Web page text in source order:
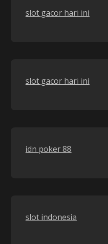
slot gacor hari ini
slot gacor hari ini
idn poker 88
slot indonesia